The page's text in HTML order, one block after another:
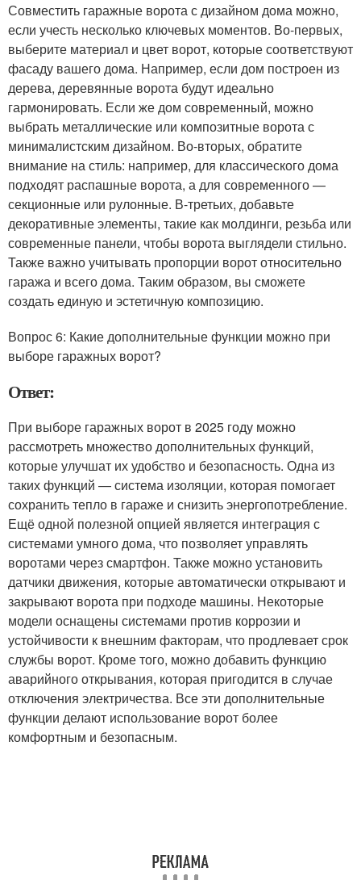
Совместить гаражные ворота с дизайном дома можно,
если учесть несколько ключевых моментов. Во-первых,
выберите материал и цвет ворот, которые соответствуют
фасаду вашего дома. Например, если дом построен из
дерева, деревянные ворота будут идеально
гармонировать. Если же дом современный, можно
выбрать металлические или композитные ворота с
минималистским дизайном. Во-вторых, обратите
внимание на стиль: например, для классического дома
подходят распашные ворота, а для современного —
секционные или рулонные. В-третьих, добавьте
декоративные элементы, такие как молдинги, резьба или
современные панели, чтобы ворота выглядели стильно.
Также важно учитывать пропорции ворот относительно
гаража и всего дома. Таким образом, вы сможете
создать единую и эстетичную композицию.
Вопрос 6: Какие дополнительные функции можно при
выборе гаражных ворот?
Ответ:
При выборе гаражных ворот в 2025 году можно
рассмотреть множество дополнительных функций,
которые улучшат их удобство и безопасность. Одна из
таких функций — система изоляции, которая помогает
сохранить тепло в гараже и снизить энергопотребление.
Ещё одной полезной опцией является интеграция с
системами умного дома, что позволяет управлять
воротами через смартфон. Также можно установить
датчики движения, которые автоматически открывают и
закрывают ворота при подходе машины. Некоторые
модели оснащены системами против коррозии и
устойчивости к внешним факторам, что продлевает срок
службы ворот. Кроме того, можно добавить функцию
аварийного открывания, которая пригодится в случае
отключения электричества. Все эти дополнительные
функции делают использование ворот более
комфортным и безопасным.